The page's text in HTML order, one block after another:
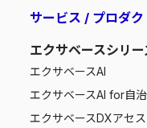
サービス / プロダク
エクサベースシリー
エクサベースAI
エクサベースAI for自
エクサベースDXアセ